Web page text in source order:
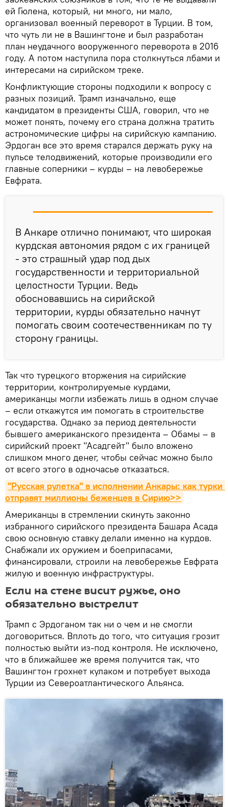
ей Гюлена, который, ни много, ни мало,
организовал военный переворот в Турции. В том,
что чуть ли не в Вашингтоне и был разработан
план неудачного вооруженного переворота в 2016
году. А потом наступила пора столкнуться лбами и
интересами на сирийском треке.
Конфликтующие стороны подходили к вопросу с
разных позиций. Трамп изначально, еще
кандидатом в президенты США, говорил, что не
может понять, почему его страна должна тратить
астрономические цифры на сирийскую кампанию.
Эрдоган все это время старался держать руку на
пульсе телодвижений, которые производили его
главные соперники – курды – на левобережье
Евфрата.
В Анкаре отлично понимают, что широкая
курдская автономия рядом с их границей
- это страшный удар под дых
государственности и территориальной
целостности Турции. Ведь
обосновавшись на сирийской
территории, курды обязательно начнут
помогать своим соотечественникам по ту
сторону границы.
Так что турецкого вторжения на сирийские
территории, контролируемые курдами,
американцы могли избежать лишь в одном случае
– если откажутся им помогать в строительстве
государства. Однако за период деятельности
бывшего американского президента – Обамы – в
сирийский проект "Асадгейт" было вложено
слишком много денег, чтобы сейчас можно было
от всего этого в одночасье отказаться.
"Русская рулетка" в исполнении Анкары: как турки
отправят миллионы беженцев в Сирию>>
Американцы в стремлении скинуть законно
избранного сирийского президента Башара Асада
свою основную ставку делали именно на курдов.
Снабжали их оружием и боеприпасами,
финансировали, строили на левобережье Евфрата
жилую и военную инфраструктуры.
Если на стене висит ружье, оно
обязательно выстрелит
Трамп с Эрдоганом так ни о чем и не смогли
договориться. Вплоть до того, что ситуация грозит
полностью выйти из-под контроля. Не исключено,
что в ближайшее же время получится так, что
Вашингтон грохнет кулаком и потребует выхода
Турции из Североатлантического Альянса.